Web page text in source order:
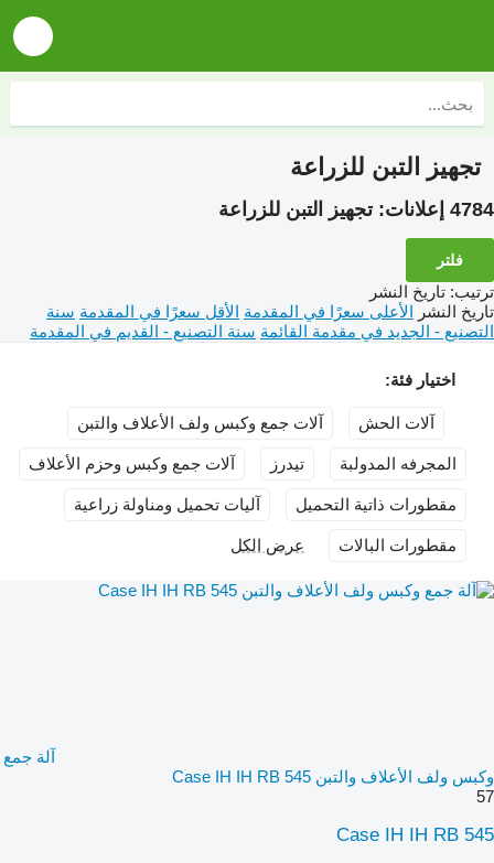
تجهيز التبن للزراعة
4784 إعلانات: تجهيز التبن للزراعة
فلتر
ترتيب: تاريخ النشر
تاريخ النشر الأعلى سعرًا في المقدمة الأقل سعرًا في المقدمة سنة
التصنيع - الجديد في مقدمة القائمة سنة التصنيع - القديم في المقدمة
اختيار فئة:
آلات الحش آلات جمع وكبس ولف الأعلاف والتبن
المجرفه المدولبة تيدرز آلات جمع وكبس وحزم الأعلاف
مقطورات ذاتية التحميل آليات تحميل ومناولة زراعية
مقطورات البالات عرض الكل
آلة جمع
وكبس ولف الأعلاف والتبن Case IH IH RB 545
57
Case IH IH RB 545